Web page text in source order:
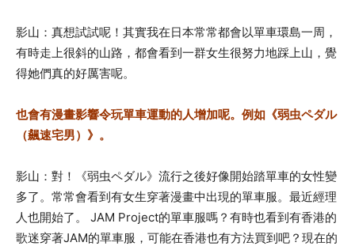
影山：真想試試呢！其實我在日本常常都會以單車環島一周，
有時走上很斜的山路，都會看到一群女生很努力地踩上山，覺
得她們真的好厲害呢。
也會有漫畫影響令玩單車運動的人增加呢。例如《弱虫ペダル
（飆速宅男）》。
影山：對！《弱虫ペダル》流行之後好像開始踏單車的女性變
多了。常常會看到有女生穿著漫畫中出現的單車服。最近經理
人也開始了。
JAM Project的單車服嗎？有時也看到有香港的
歌迷穿著JAM的單車服，可能在香港也有方法買到吧？現在的